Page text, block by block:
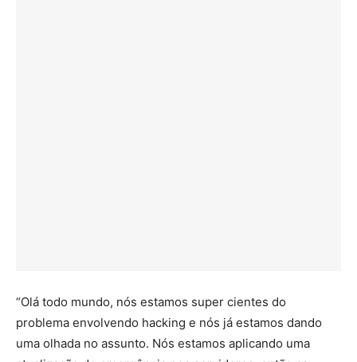
“Olá todo mundo, nós estamos super cientes do
problema envolvendo hacking e nós já estamos dando
uma olhada no assunto. Nós estamos aplicando uma